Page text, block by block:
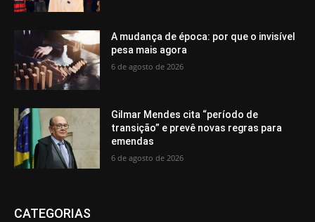
A mudança de época: por que o invisível
pesa mais agora
6 de agosto de 2026
Gilmar Mendes cita “período de
transição” e prevê novas regras para
emendas
6 de agosto de 2026
CATEGORIAS